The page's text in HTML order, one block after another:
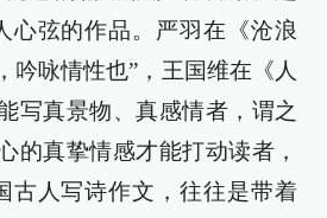
心弦的作品。严羽在《沧浪
吟咏情性也”，王国维在《人
写真景物、真感情者，谓之
的真挚情感才能打动读者，
古人写诗作文，往往是带着